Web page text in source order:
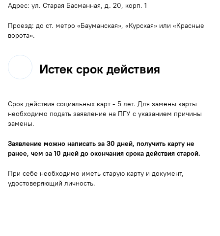
Адрес: ул. Старая Басманная, д. 20, корп. 1
Проезд: до ст. метро «Бауманская», «Курская» или «Красные
ворота».
Истек срок действия
Cрок действия социальных карт - 5 лет. Для замены карты
необходимо подать заявление на ПГУ с указанием причины
замены.
Заявление можно написать за 30 дней, получить карту не
ранее, чем за 10 дней до окончания срока действия старой.
При себе необходимо иметь старую карту и документ,
удостоверяющий личность.